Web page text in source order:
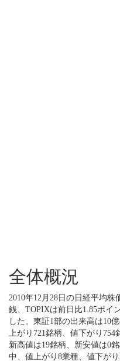
全体概況
2010年12月28日の日経平均株
銭、TOPIXは前日比1.85ポイ
した。東証1部の出来高は10
上がり721銘柄、値下がり754
新高値は19銘柄、新安値は0
中、値上がり8業種、値下がり